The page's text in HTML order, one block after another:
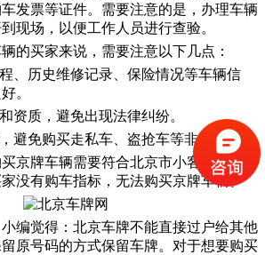
发票等证件。需要注意的是，办理车辆
现场，以便工作人员进行查验。
的买家来说，需要注意以下几点：
、历史维修记录、保险情况等车辆信
。
资质，避免出现法律纠纷。
避免购买走私车、盗抢车等非法车辆。
京牌车辆需要符合北京市小客车指标调
没有购车指标，无法购买京牌车辆。
编觉得：北京车牌不能直接过户给其他
原号码的方式保留车牌。对于想要购买